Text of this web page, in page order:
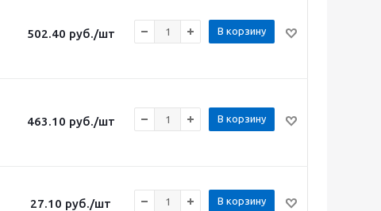
502.40 руб./шт В корзину
463.10 руб./шт В корзину
27.10 руб./шт В корзину